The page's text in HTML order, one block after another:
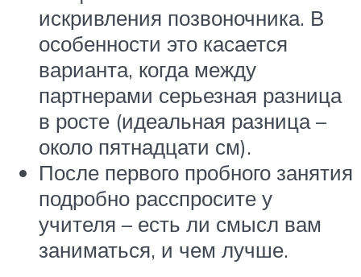
искривления позвоночника. В
особенности это касается
варианта, когда между
партнерами серьезная разница
в росте (идеальная разница –
около пятнадцати см).
После первого пробного занятия
подробно расспросите у
учителя – есть ли смысл вам
заниматься, и чем лучше.